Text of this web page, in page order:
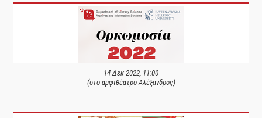
14 Δεκ 2022, 11:00
(στο αμφιθέατρο Αλέξανδρος)